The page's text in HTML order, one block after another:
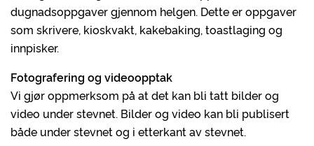
dugnadsoppgaver gjennom helgen. Dette er oppgaver
som skrivere, kioskvakt, kakebaking, toastlaging og
innpisker.
Fotografering og videoopptak
Vi gjør oppmerksom på at det kan bli tatt bilder og
video under stevnet. Bilder og video kan bli publisert
både under stevnet og i etterkant av stevnet.